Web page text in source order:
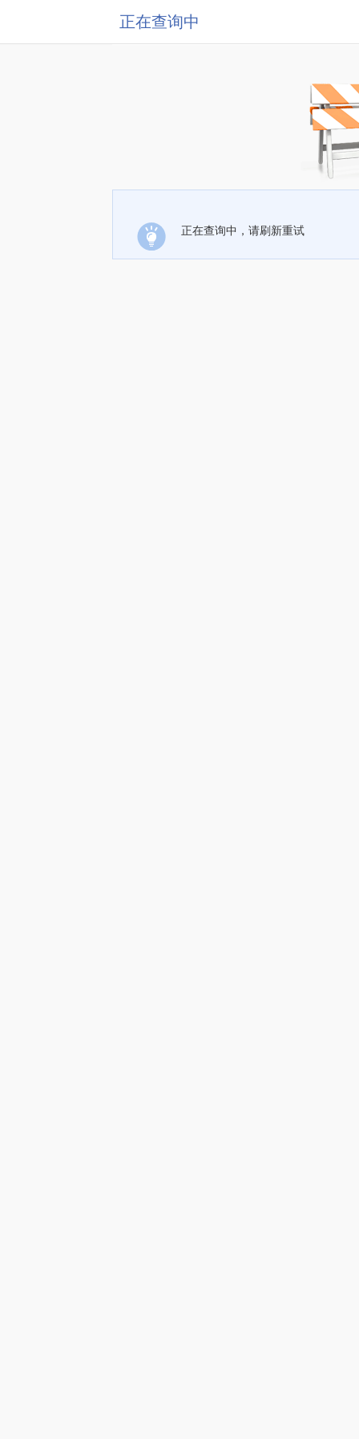
正在查询中
正在查询中，请刷新重试